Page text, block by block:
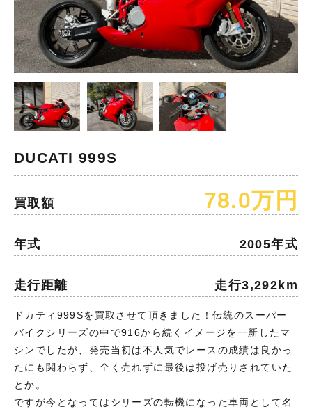
DUCATI 999S
買取額 78.0万円
年式 2005年式
走行距離 走行3,292km
ドカティ999Sを買取させて頂きました！伝統のスーパー
バイクシリーズの中で916から続くイメージを一新したマ
シンでしたが、発売当初は不人気でレースの成績は良かっ
たにも関わらず、全く売れずに最後は投げ売りされていた
とか。
ですが今となってはシリーズの転機になった車両として名